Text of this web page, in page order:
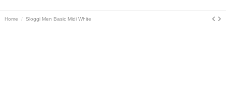
Home Sloggi Men Basic Midi White